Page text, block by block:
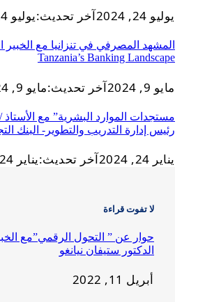
يوليو 24, 2024 آخر تحديث:يوليو 24, 2024
المشهد المصرفي في تنزانيا مع الخبير
Tanzania’s Banking Landscape
مايو 9, 2024 آخر تحديث:مايو 9, 2024
مستجدات الموارد البشرية” مع
رئيس إدارة التدريب والتطوير- البنك
يناير 24, 2024 آخر تحديث:يناير 24, 2024
لا تفوت قراءة
حوار عن ” التحول الرقمي”مع
الدكتور ستيفان نيانغو
أبريل 11, 2022